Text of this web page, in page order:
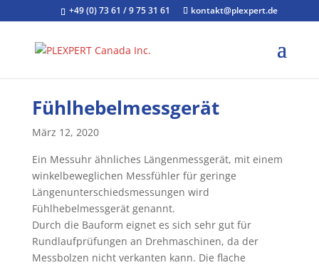
+49 (0) 73 61 / 9 75 31 61 kontakt@plexpert.de
Fühlhebelmessgerät
März 12, 2020
Ein Messuhr ähnliches Längenmessgerät, mit einem
winkelbeweglichen Messfühler für geringe
Längenunterschiedsmessungen wird
Fühlhebelmessgerät genannt.
Durch die Bauform eignet es sich sehr gut für
Rundlaufprüfungen an Drehmaschinen, da der
Messbolzen nicht verkanten kann. Die flache